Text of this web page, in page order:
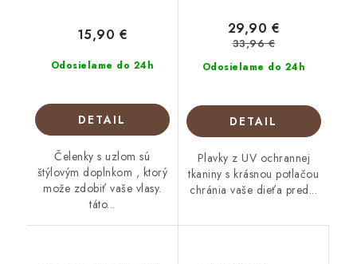
Odosielame do 24h
15,90 €
DETAIL
Čelenky s uzlom sú
štýlovým doplnkom , ktorý
može zdobiť vaše vlasy.
táto...
Odosielame do 24h
29,90 €
33,96 €
DETAIL
Plavky z UV ochrannej
tkaniny s krásnou potlačou
chránia vaše dieťa pred...